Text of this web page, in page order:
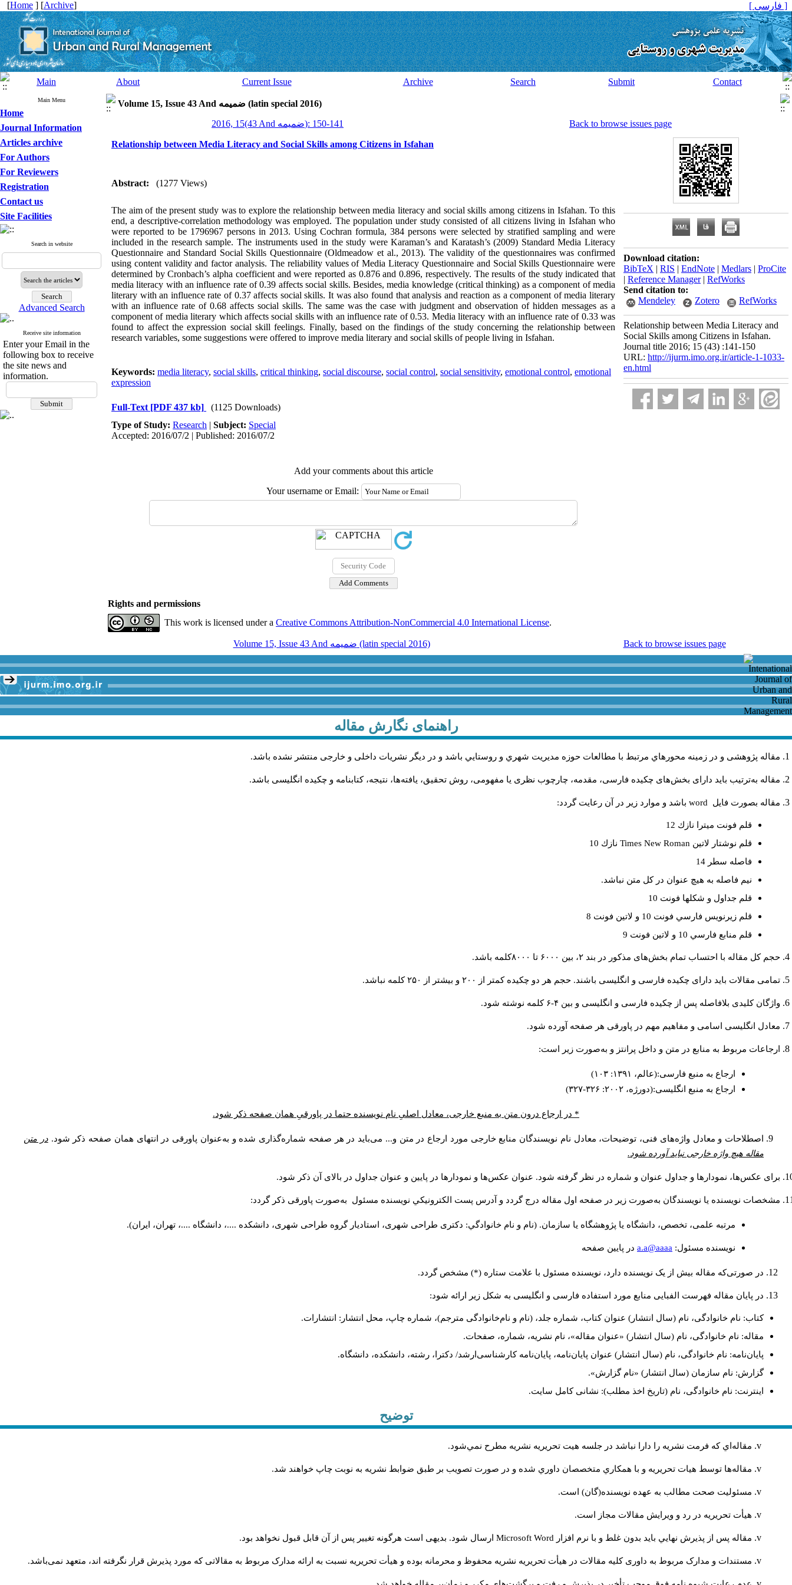
[Home ] [Archive] [ فارسی ]
Main About Current Issue Archive Search Submit Contact
Main Menu
Home
Journal Information
Articles archive
For Authors
For Reviewers
Registration
Contact us
Site Facilities
Search in website
Advanced Search
Receive site information
Enter your Email in the
following box to receive
the site news and
information.
Volume 15, Issue 43 And ضميمه (latin special 2016)
2016, 15(43 And ضميمه): 141-150
Back to browse issues page
Relationship between Media Literacy and Social Skills among Citizens in Isfahan
Abstract: (1277 Views)
The aim of the present study was to explore the relationship between media literacy and social skills among citizens in Isfahan. To this
end, a descriptive-correlation methodology was employed. The population under study consisted of all citizens living in Isfahan who
were reported to be 1796967 persons in 2013. Using Cochran formula, 384 persons were selected by stratified sampling and were
included in the research sample. The instruments used in the study were Karaman’s and Karatash’s (2009) Standard Media Literacy
Questionnaire and Standard Social Skills Questionnaire (Oldmeadow et al., 2013). The validity of the questionnaires was confirmed
using content validity and factor analysis. The reliability values of Media Literacy Questionnaire and Social Skills Questionnaire were
determined by Cronbach’s alpha coefficient and were reported as 0.876 and 0.896, respectively. The results of the study indicated that
media literacy with an influence rate of 0.39 affects social skills. Besides, media knowledge (critical thinking) as a component of media
literary with an influence rate of 0.37 affects social skills. It was also found that analysis and reaction as a component of media literary
with an influence rate of 0.68 affects social skills. The same was the case with judgment and observation of hidden messages as a
component of media literary which affects social skills with an influence rate of 0.53. Media literacy with an influence rate of 0.33 was
found to affect the expression social skill feelings. Finally, based on the findings of the study concerning the relationship between
research variables, some suggestions were offered to improve media literary and social skills of people living in Isfahan.
Keywords: media literacy, social skills, critical thinking, social discourse, social control, social sensitivity, emotional control, emotional
expression
Full-Text [PDF 437 kb]
(1125 Downloads)
Type of Study: Research | Subject: Special
Accepted: 2016/07/2 | Published: 2016/07/2
Add your comments about this article
Your username or Email:
Download citation:
BibTeX | RIS | EndNote | Medlars | ProCite
| Reference Manager| RefWorks
Send citation to:
Mendeley
Zotero RefWorks
Relationship between Media Literacy and
Social Skills among Citizens in Isfahan.
Journal title 2016; 15 (43) :141-150
URL: http://ijurm.imo.org.ir/article-1-1033-
en.html
Rights and permissions
This work is licensed under a Creative Commons Attribution-NonCommercial 4.0 International License.
Volume 15, Issue 43 And ضميمه (latin special 2016) Back to browse issues page
راهنمای نگارش مقاله
مقاله پژوهشی و در زمینه محورهاي مرتبط با مطالعات حوزه مديريت شهري و روستايي باشد و در دیگر نشریات داخلی و خارجی منتشر نشده باشد.
مقاله به‌ترتیب باید دارای بخش‌های چکیده فارسی، مقدمه، چارچوب نظری یا مفهومی، روش تحقیق، یافته‌ها، نتیجه، کتابنامه و چکیده انگلیسی باشد.
مقاله بصورت فايل word باشد و موارد زير در آن رعايت گردد:
قلم فونت ميترا نازك 12
قلم نوشتار لاتين Times New Roman نازك 10
فاصله سطر 14
نيم فاصله به هيچ عنوان در كل متن نباشد.
قلم جداول و شكلها فونت 10
قلم زيرنويس فارسي فونت 10 و لاتين فونت 8
قلم منابع فارسي 10 و لاتين فونت 9
حجم کل مقاله با احتساب تمام بخش‌های مذکور در بند ۲، بین ۶۰۰۰ تا ۸۰۰۰کلمه باشد.
تمامی مقالات باید دارای چکیده فارسی و انگلیسی باشند. حجم هر دو چکیده کمتر از ۲۰۰ و بیشتر از ۲۵۰ کلمه نباشد.
واژگان کلیدی بلافاصله پس از چکیده فارسی و انگلیسی و بین ۴-۶ کلمه نوشته شود.
معادل انگلیسی اسامی و مفاهیم مهم در پاورقی هر صفحه آورده شود.
ارجاعات مربوط به منابع در متن و داخل پرانتز و به‌صورت زیر است:
ارجاع به منبع فارسی:(عالم، ۱۳۹۱: ۱۰۳)
ارجاع به منبع انگلیسی:(دورژه، ۲۰۰۲: ۳۲۶-۳۲۷)
* در ارجاع درون متن به منبع خارجی، معادل اصلیِ نام نویسنده حتما در پاورقیِ همان صفحه ذکر شود.
اصطلاحات و معادل واژه‌های فنی، توضیحات، معادل نام نویسندگان منابع خارجی مورد ارجاع در متن و... می‌باید در هر صفحه شماره‌گذاری شده و به‌عنوان پاورقی در انتهای همان صفحه ذکر شود. در متن
مقاله هیچ واژه خارجی نباید آورده شود.
برای عکس‌ها، نمودارها و جداول عنوان و شماره در نظر گرفته شود. عنوان عکس‌ها و نمودارها در پایین و عنوان جداول در بالای آن ذکر شود.
مشخصات نویسنده یا نویسندگان به‌صورت زیر در صفحه اول مقاله درج گردد و آدرس پست الكترونيكي نويسنده مسئول به‌صورت پاورقی ذکر گردد:
مرتبه علمی، تخصص، دانشگاه یا پژوهشگاه یا سازمان. (نام و نام خانوادگي: دکتری طراحی شهری، استادیار گروه طراحی شهری، دانشکده ....، دانشگاه ....، تهران، ایران).
نويسنده مسئول: a.a@aaaa در پايين صفحه
در صورتی‌که مقاله بیش از یک نویسنده دارد، نویسنده مسئول با علامت ستاره (*) مشخص گردد.
در پایان مقاله فهرست الفبایی منابع مورد استفاده فارسی و انگلیسی به شکل زیر ارائه شود:
کتاب: نام خانوادگی، نام (سال انتشار) عنوان کتاب، شماره جلد، (نام و نام‌خانوادگی مترجم)، شماره چاپ، محل انتشار: انتشارات.
مقاله: نام خانوادگی، نام (سال انتشار) «عنوان مقاله»، نام نشریه، شماره، صفحات.
پایان‌نامه: نام خانوادگی، نام (سال انتشار) عنوان پایان‌نامه، پایان‌نامه کارشناسی‌ارشد/ دکترا، رشته، دانشکده، دانشگاه.
گزارش: نام سازمان (سال انتشار) «نام گزارش».
اینترنت: نام خانوادگی، نام (تاریخ اخذ مطلب): نشانی کامل سایت.
توضیح
مقاله‌اي كه فرمت نشريه را دارا نباشد در جلسه هيت تحريريه نشريه مطرح نمي‌شود.
مقاله‌ها توسط هیات تحريريه و با همکاري متخصصان داوري شده و در صورت تصويب بر طبق ضوابط نشريه به نوبت چاپ خواهند شد.
مسئوليت صحت مطالب به عهده نويسنده(گان) است.
هيأت تحريريه در رد و ويرايش مقالات مجاز است.
مقاله پس از پذيرش نهايي باید بدون غلط و با نرم افزار Microsoft Word ارسال شود. بدیهی است هرگونه تغییر پس از آن قابل قبول نخواهد بود.
مستندات و مدارک مربوط به داوری کلیه مقالات در هیأت تحریریه نشریه محفوظ و محرمانه بوده و هیأت تحریریه نسبت به ارائه مدارک مربوط به مقالاتی که مورد پذیرش قرار نگرفته اند، متعهد نمی‌باشد.